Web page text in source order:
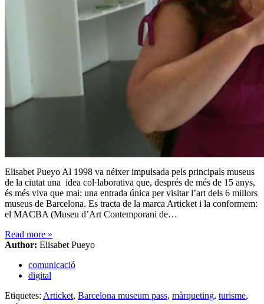
Elisabet Pueyo Al 1998 va néixer impulsada pels principals museus
de la ciutat una idea col·laborativa que, després de més de 15 anys,
és més viva que mai: una entrada única per visitar l’art dels 6 millors
museus de Barcelona. Es tracta de la marca Articket i la conformem:
el MACBA (Museu d’Art Contemporani de…
Read more »
Author: Elisabet Pueyo
comunicació
digital
Etiquetes: Articket, Barcelona museum pass, màrqueting, turisme,